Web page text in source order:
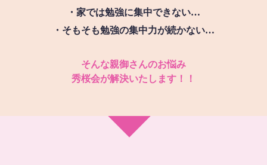
・家では勉強に集中できない…
・そもそも勉強の集中力が続かない…
そんな親御さんのお悩み
秀桜会が解決いたします！！